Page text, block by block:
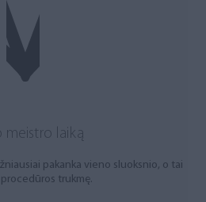
meistro laiką
pakanka vieno sluoksnio, o tai
trukmę.